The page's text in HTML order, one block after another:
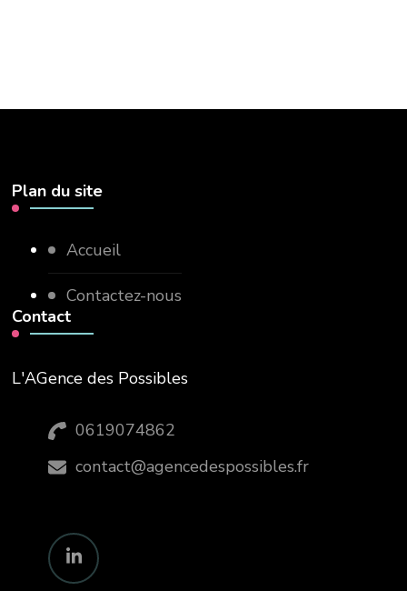
Plan du site
Accueil
Contactez-nous
Contact
L'AGence des Possibles
0619074862
contact@agencedespossibles.fr